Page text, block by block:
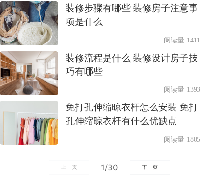
装修步骤有哪些 装修房子注意事
项是什么
阅读量 1411
装修流程是什么 装修设计房子技
巧有哪些
阅读量 1393
免打孔伸缩晾衣杆怎么安装 免打
孔伸缩晾衣杆有什么优缺点
阅读量 1805
上一页 1/30 下一页